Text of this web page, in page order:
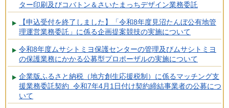
ター印刷及びコバトン＆さいたまっちデザイン業務委託
【申込受付を終了しました】「令和8年度見沼たんぼ公有地管
理運営業務委託」に係る企画提案競技の実施について
令和8年度ムサシトミヨ保護センターの管理及びムサシトミヨ
の保護業務にかかる公募型プロポーザルの実施について
企業版ふるさと納税（地方創生応援税制）に係るマッチング支
援業務委託契約 令和7年4月1日付け契約締結事業者の公募につ
いて